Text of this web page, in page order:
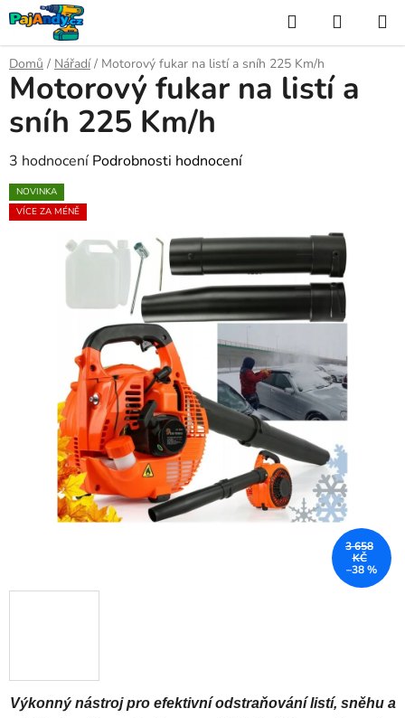
Přejít
na
obsah
Hledat
KOŠÍK
Domů / Nářadí / Motorový fukar na listí a sníh 225 Km/h
Výkonný nástroj pro efektivní odstraňování listí, sněhu a
Motorový fukar na listí a
sníh 225 Km/h
Průměrné
hodnocení
produktu
3 hodnocení Podrobnosti hodnocení
NOVINKA
VÍCE ZA MÉNĚ
3 658
KČ
–38 %